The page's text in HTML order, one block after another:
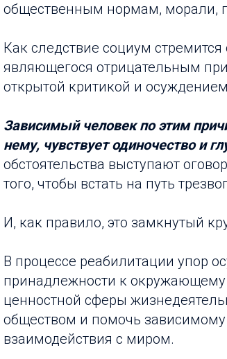
общественным нормам, морали,
Как следствие социум
являющегося отрицательным
открытой критикой и
Зависимый человек по этим
нему, чувствует одиночество и
обстоятельства выступают
того, чтобы встать на путь
И, как правило, это замкнутый
В процессе реабилитации упор
принадлежности к окружающему
ценностной сферы
обществом и помочь зависимому
взаимодействия с миром.